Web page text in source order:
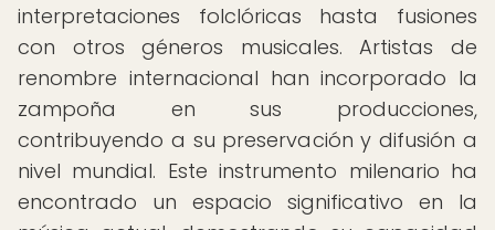
interpretaciones folclóricas hasta fusiones
con otros géneros musicales. Artistas de
renombre internacional han incorporado la
zampoña en sus producciones,
contribuyendo a su preservación y difusión a
nivel mundial. Este instrumento milenario ha
encontrado un espacio significativo en la